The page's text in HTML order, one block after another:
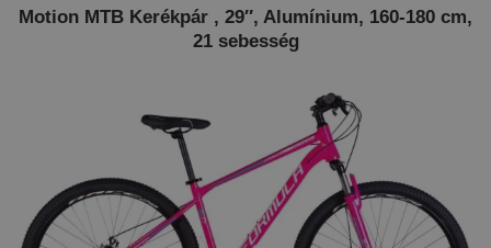
Motion MTB Kerékpár , 29″, Alumínium, 160-180 cm,
21 sebesség